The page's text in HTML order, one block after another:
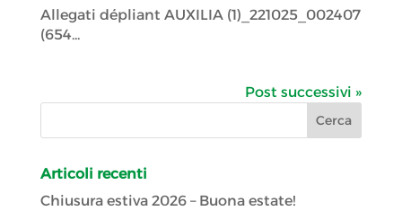
Allegati dépliant AUXILIA (1)_221025_002407
(654...
Post successivi »
Articoli recenti
Chiusura estiva 2026 – Buona estate!